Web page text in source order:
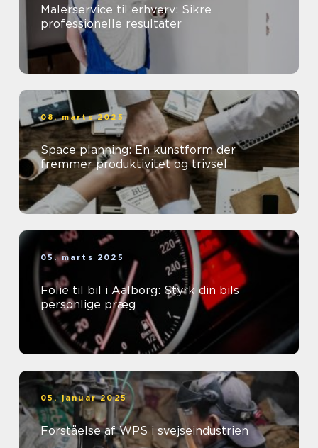
Malerservice til erhverv: Sikre
professionelle resultater
08. marts 2025
Space planning: En kunstform der
fremmer produktivitet og trivsel
05. marts 2025
Folie til bil i Aalborg: Styrk din bils
personlige præg
05. januar 2025
Forståelse af WPS i svejseindustrien